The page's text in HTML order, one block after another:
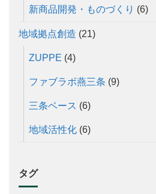
新商品開発・ものづくり (6)
地域拠点創造 (21)
ZUPPE (4)
ファブラボ燕三条 (9)
三条ベース (6)
地域活性化 (6)
タグ